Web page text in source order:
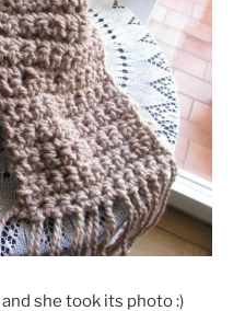
and she took its photo :)